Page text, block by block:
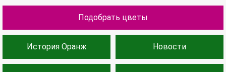
Подобрать цветы
История Оранж Новости